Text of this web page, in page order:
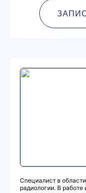
Специалист в
радиологии. В